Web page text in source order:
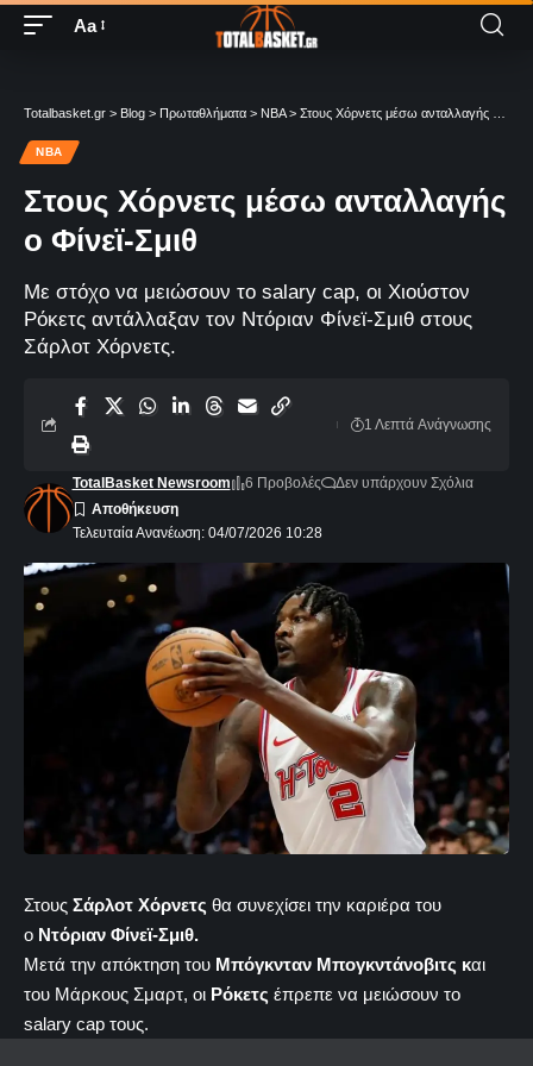
Aa
Totalbasket.gr > Blog > Πρωταθλήματα > NBA> Στους Χόρνετς μέσω ανταλλαγής ο Φίνεϊ-Σμιθ
NBA
Στους Χόρνετς μέσω ανταλλαγής
ο Φίνεϊ-Σμιθ
Με στόχο να μειώσουν το salary cap, οι Χιούστον
Ρόκετς αντάλλαξαν τον Ντόριαν Φίνεϊ-Σμιθ στους
Σάρλοτ Χόρνετς.
Τελευταία Ανανέωση: 04/07/2026 10:28
TotalBasket Newsroom 6 Προβολές Δεν υπάρχουν Σχόλια
1 Λεπτά Aνάγνωσης
Στους Σάρλοτ Χόρνετς θα συνεχίσει την καριέρα του
ο Ντόριαν Φίνεϊ-Σμιθ.
Μετά την απόκτηση του Μπόγκνταν Μπογκντάνοβιτς και
του Μάρκους Σμαρτ, οι Ρόκετς έπρεπε να μειώσουν το
salary cap τους.